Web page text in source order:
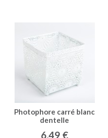
Photophore carré blanc
dentelle
6,49 €